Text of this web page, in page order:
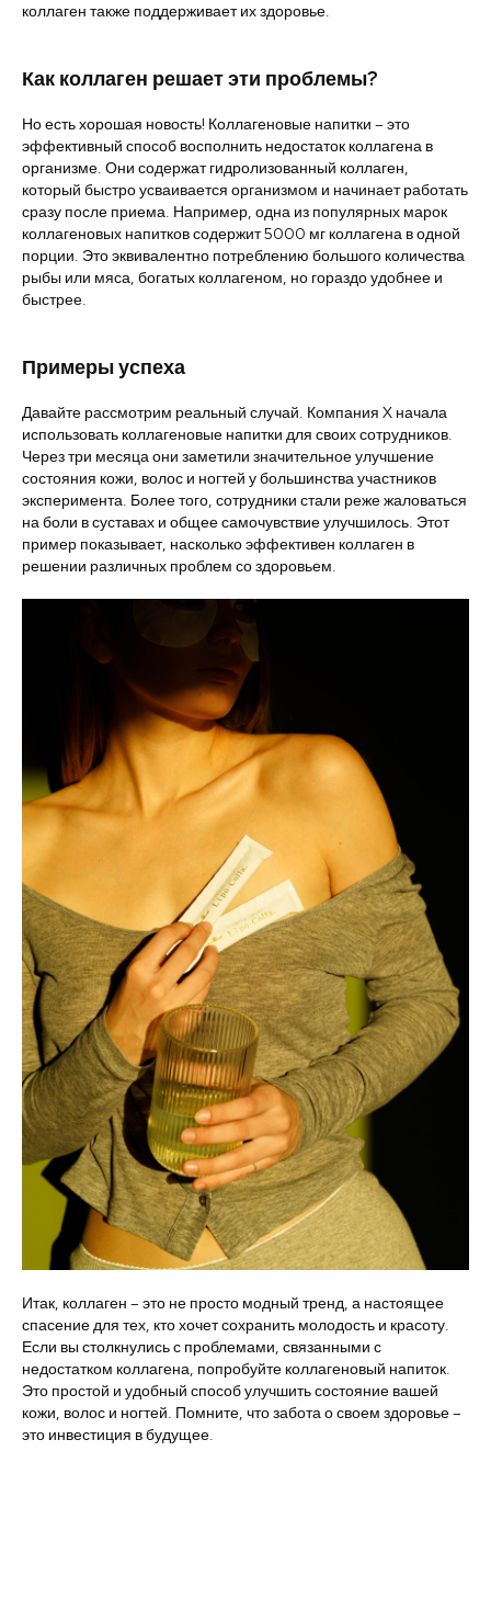
коллаген также поддерживает их здоровье.
Как коллаген решает эти проблемы?
Но есть хорошая новость! Коллагеновые напитки – это
эффективный способ восполнить недостаток коллагена в
организме. Они содержат гидролизованный коллаген,
который быстро усваивается организмом и начинает работать
сразу после приема. Например, одна из популярных марок
коллагеновых напитков содержит 5000 мг коллагена в одной
порции. Это эквивалентно потреблению большого количества
рыбы или мяса, богатых коллагеном, но гораздо удобнее и
быстрее.
Примеры успеха
Давайте рассмотрим реальный случай. Компания X начала
использовать коллагеновые напитки для своих сотрудников.
Через три месяца они заметили значительное улучшение
состояния кожи, волос и ногтей у большинства участников
эксперимента. Более того, сотрудники стали реже жаловаться
на боли в суставах и общее самочувствие улучшилось. Этот
пример показывает, насколько эффективен коллаген в
решении различных проблем со здоровьем.
Итак, коллаген – это не просто модный тренд, а настоящее
спасение для тех, кто хочет сохранить молодость и красоту.
Если вы столкнулись с проблемами, связанными с
недостатком коллагена, попробуйте коллагеновый напиток.
Это простой и удобный способ улучшить состояние вашей
кожи, волос и ногтей. Помните, что забота о своем здоровье –
это инвестиция в будущее.
info@liposomecollagen.com
Terms of Use